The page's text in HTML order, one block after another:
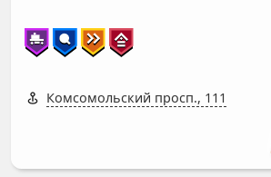
Комсомольский просп., 111